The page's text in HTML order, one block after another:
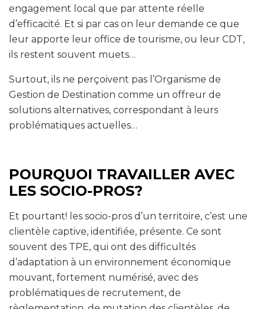
engagement local que par attente réelle
d’efficacité. Et si par cas on leur demande ce que
leur apporte leur office de tourisme, ou leur CDT,
ils restent souvent muets…
Surtout, ils ne perçoivent pas l’Organisme de
Gestion de Destination comme un offreur de
solutions alternatives, correspondant à leurs
problématiques actuelles…
POURQUOI TRAVAILLER AVEC
LES SOCIO-PROS?
Et pourtant! les socio-pros d’un territoire, c’est une
clientèle captive, identifiée, présente. Ce sont
souvent des TPE, qui ont des difficultés
d’adaptation à un environnement économique
mouvant, fortement numérisé, avec des
problématiques de recrutement, de